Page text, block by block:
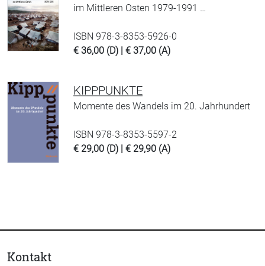
im Mittleren Osten 1979-1991 …
ISBN 978-3-8353-5926-0
€ 36,00 (D) | € 37,00 (A)
KIPPPUNKTE
Momente des Wandels im 20. Jahrhundert
ISBN 978-3-8353-5597-2
€ 29,00 (D) | € 29,90 (A)
Kontakt